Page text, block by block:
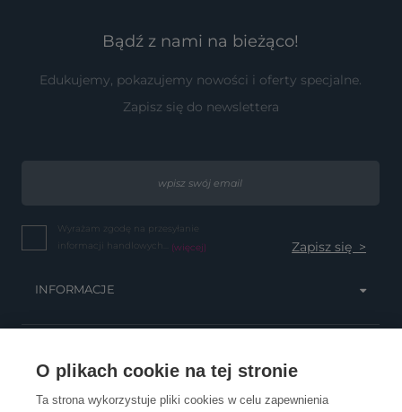
O plikach cookie na tej stronie
Ta strona wykorzystuje pliki cookies w celu zapewnienia
Bądź z nami na bieżąco!
Edukujemy, pokazujemy nowości i oferty specjalne.
Zapisz się do newslettera
Wyrażam zgodę na przesyłanie
informacji handlowych... (więcej)
INFORMACJE
OBSŁUGA KLIENTA